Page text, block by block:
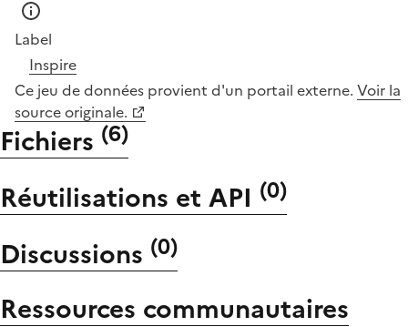
Label
Inspire
Ce jeu de données provient d'un portail externe. Voir la
source originale.
Fichiers (6)
Réutilisations et API (0)
Discussions (0)
Ressources communautaires